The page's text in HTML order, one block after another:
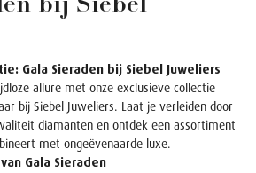
bij Siebel
Gala Sieraden bij Siebel Juweliers
allure met onze exclusieve collectie
bij Siebel Juweliers. Laat je verleiden door
diamanten en ontdek een assortiment
met ongeëvenaarde luxe.
Gala Sieraden